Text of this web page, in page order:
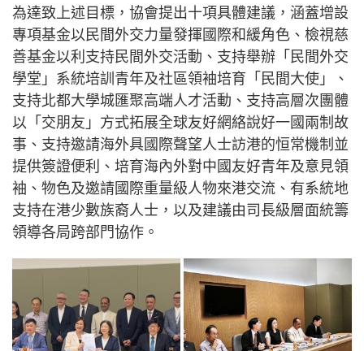
為達致上述目標，協會提出十項具體建議，涵蓋增設
專項基金以民間外交力量發揮國際和緩角色、檢視慈
善基金以利支持民間外交活動、支持舉辦「民間外交
學堂」系統培訓青年及社區領袖培育「民間大使」、
支持北都大學城匯聚高端人才活動、支持高層次團體
以「交朋友」方式拓展全球友好網絡說好一國兩制故
事、支持邀請海外具國際聲望人士訪港的恒常機制並
提供簽證便利、培育海內外對中國友好青年及意見領
袖、物色及邀請國際重量級人物來港交流、有系統地
支持在港少數族裔人士，以及建議由司長級層面統籌
領導各局跨部門協作。